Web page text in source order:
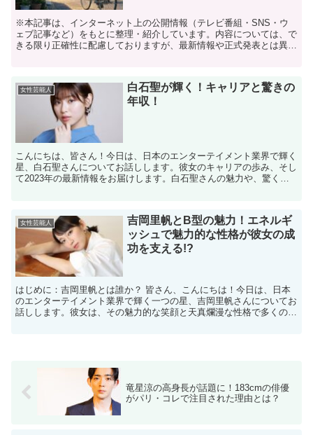
※本記事は、インターネット上の公開情報（テレビ番組・SNS・ウ
ェブ記事など）をもとに整理・紹介しています。内容については、で
きる限り正確性に配慮しておりますが、最新情報や正式発表とは異な
女性芸能人
白石聖が輝く！キャリアと驚きの
年収！
こんにちは、皆さん！今日は、日本のエンターテイメント業界で輝く
星、白石聖さんについてお話しします。彼女のキャリアの歩み、そし
て2023年の最新情報をお届けします。白石聖さんの魅力や、驚くべ
女性芸能人
吉岡里帆とB型の魅力！エネルギ
ッシュで魅力的な性格が彼女の成
功を支える!?
はじめに：吉岡里帆とは誰か？ 皆さん、こんにちは！今日は、日本
のエンターテイメント業界で輝く一つの星、吉岡里帆さんについてお
話しします。彼女は、その魅力的な笑顔と天真爛漫な性格で多くのフ
竜星涼の高身長が話題に！183cmの俳優
がパリ・コレで注目された理由とは？